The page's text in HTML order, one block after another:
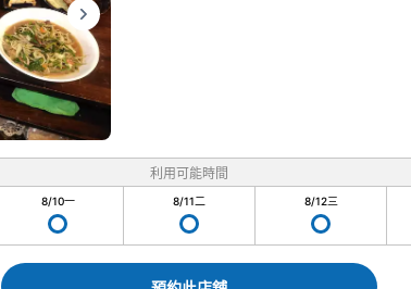
利用可能時間
8/10一 8/11二 8/12三